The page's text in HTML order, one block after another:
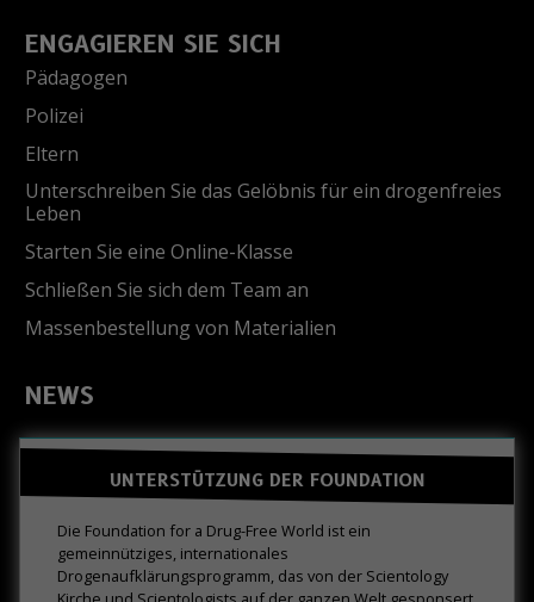
ENGAGIEREN SIE SICH
Pädagogen
Polizei
Eltern
Unterschreiben Sie das Gelöbnis für ein drogenfreies
Leben
Starten Sie eine Online-Klasse
Schließen Sie sich dem Team an
Massenbestellung von Materialien
NEWS
UNTERSTÜTZUNG DER FOUNDATION
Die Foundation for a Drug-Free World ist ein
gemeinnütziges, internationales
Drogenaufklärungsprogramm, das von der Scientology